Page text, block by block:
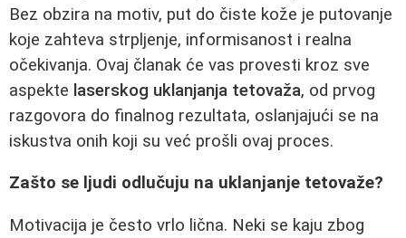
Bez obzira na motiv, put do čiste kože je putovanje
koje zahteva strpljenje, informisanost i realna
očekivanja. Ovaj članak će vas provesti kroz sve
aspekte laserskog uklanjanja tetovaža, od prvog
razgovora do finalnog rezultata, oslanjajući se na
iskustva onih koji su već prošli ovaj proces.
Zašto se ljudi odlučuju na uklanjanje tetovaže?
Motivacija je često vrlo lična. Neki se kaju zbog